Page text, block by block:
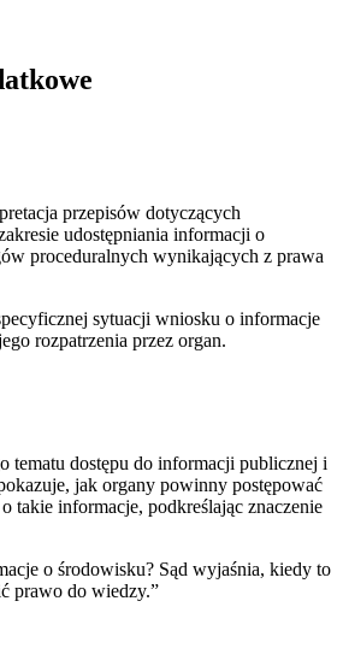
przepisów dotyczących
udostępniania informacji o
proceduralnych wynikających z prawa
sytuacji wniosku o informacje
rozpatrzenia przez organ.
tematu dostępu do informacji publicznej i
jak organy powinny postępować
takie informacje, podkreślając znaczenie
o środowisku? Sąd wyjaśnia, kiedy to
prawo do wiedzy.”